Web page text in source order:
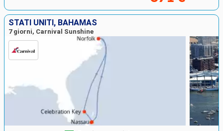
STATI UNITI, BAHAMAS
7 giorni, Carnival Sunshine